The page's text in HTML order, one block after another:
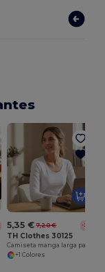
5,35 € 7,20 € -26%
TH Clothes 30125
+1 Colores